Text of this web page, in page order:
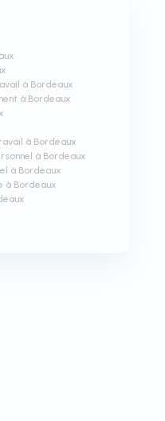
à Bordeaux
à Bordeaux
à Bordeaux
à Bordeaux
à Bordeaux
à Bordeaux